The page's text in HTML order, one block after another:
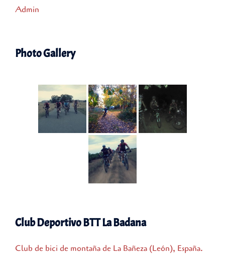
Admin
Photo Gallery
Club Deportivo BTT La Badana
Club de bici de montaña de La Bañeza (León), España.